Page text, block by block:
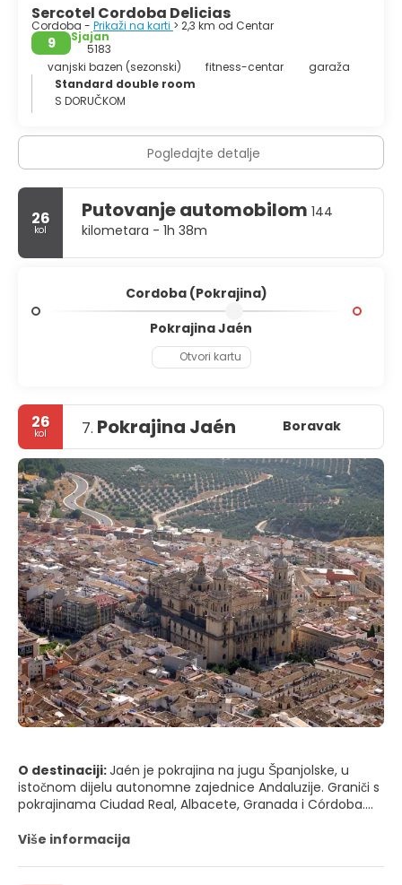
Sercotel Cordoba Delicias
Cordoba - Prikaži na karti > 2,3 km od Centar
9
Sjajan
5183
vanjski bazen (sezonski)
fitness-centar
garaža
Standard double room
S DORUČKOM
Pogledajte detalje
26
kol
Putovanje automobilom 144
kilometara - 1h 38m
Cordoba (Pokrajina)
Pokrajina Jaén
Otvori kartu
26
kol 7. Pokrajina Jaén Boravak
O destinaciji:Jaén je pokrajina na jugu Španjolske, u
istočnom dijelu autonomne zajednice Andaluzije. Graniči s
pokrajinama Ciudad Real, Albacete, Granada i Córdoba.
(2003), od kojih je otprilike šestina živi u glavnom gradu.
Više informacija